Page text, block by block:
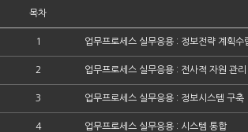
목차
1 업무프로세스 실무응용 : 정보전략 계획수
2 업무프로세스 실무응용 : 전사적 자원 관리
3 업무프로세스 실무응용 : 정보시스템 구축
4 업무프로세스 실무응용 : 시스템 통합